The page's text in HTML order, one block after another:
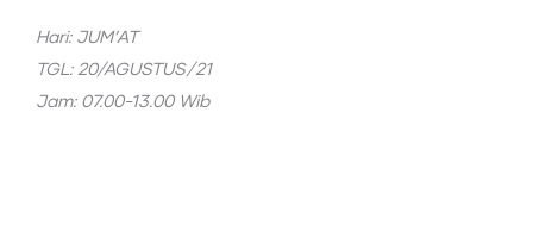
Hari: JUM’AT
TGL: 20/AGUSTUS/21
Jam: 07.00-13.00 Wib